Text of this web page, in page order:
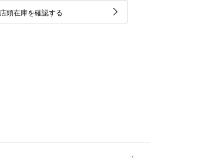
店頭在庫を確認する